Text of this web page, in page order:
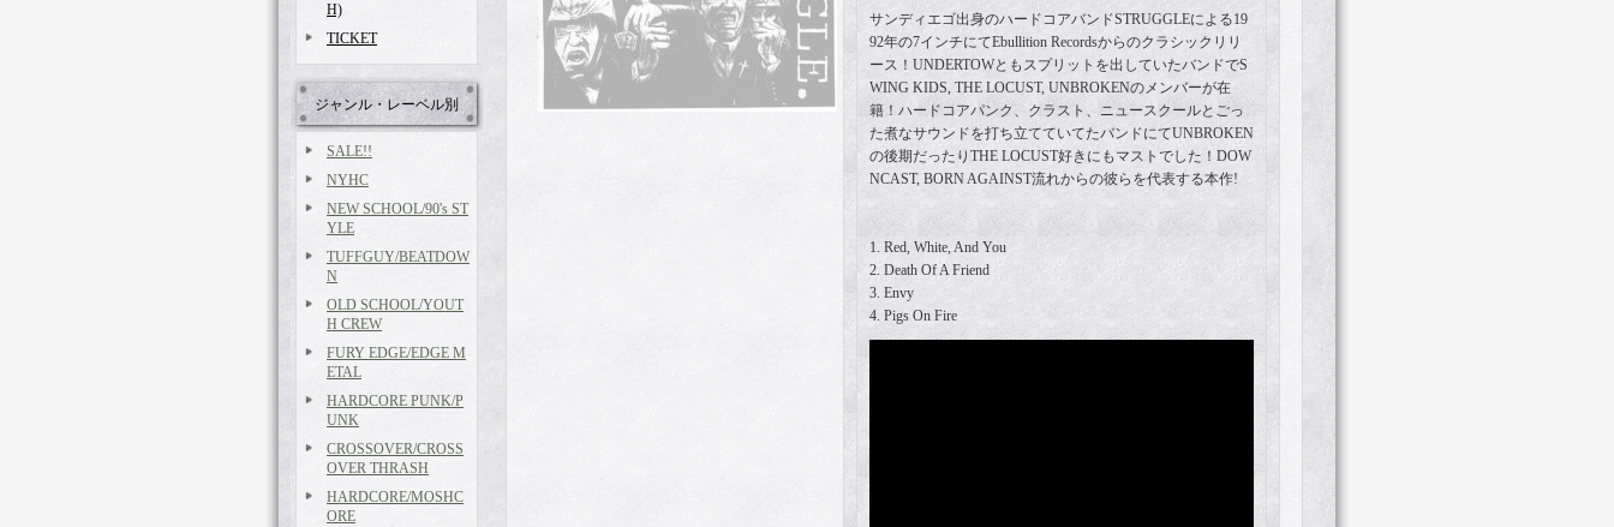
H)
TICKET
ジャンル・レーベル別
SALE!!
NYHC
NEW SCHOOL/90's ST
YLE
TUFFGUY/BEATDOW
N
OLD SCHOOL/YOUT
H CREW
FURY EDGE/EDGE M
ETAL
HARDCORE PUNK/P
UNK
CROSSOVER/CROSS
OVER THRASH
HARDCORE/MOSHC
ORE
サンディエゴ出身のハードコアバンドSTRUGGLEによる19
92年の7インチにてEbullition Recordsからのクラシックリリ
ース！UNDERTOWともスプリットを出していたバンドでS
WING KIDS, THE LOCUST, UNBROKENのメンバーが在
籍！ハードコアパンク、クラスト、ニュースクールとごっ
た煮なサウンドを打ち立てていてたバンドにてUNBROKEN
の後期だったりTHE LOCUST好きにもマストでした！DOW
NCAST, BORN AGAINST流れからの彼らを代表する本作!
1. Red, White, And You
2. Death Of A Friend
3. Envy
4. Pigs On Fire